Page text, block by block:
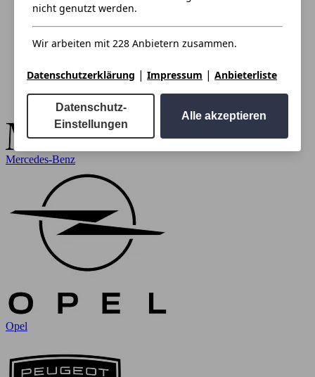
Mercedes-Benz
Opel
nicht genutzt werden.
Wir arbeiten mit 228 Anbietern zusammen.
Datenschutzerklärung | Impressum | Anbieterliste
Datenschutz-
Einstellungen
Alle akzeptieren